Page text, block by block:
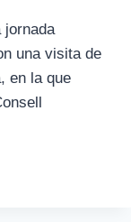
jornada
una visita de
en la que